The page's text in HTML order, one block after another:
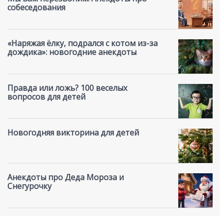
собеседования
«Наряжая ёлку, подрался с котом из-за
дождика»: новогодние анекдоты
Правда или ложь? 100 веселых
вопросов для детей
Новогодняя викторина для детей
Анекдоты про Деда Мороза и
Снегурочку